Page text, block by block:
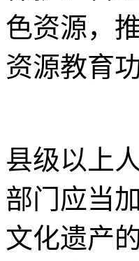
色资源，
资源教育
县级以上
部门应当
文化遗产